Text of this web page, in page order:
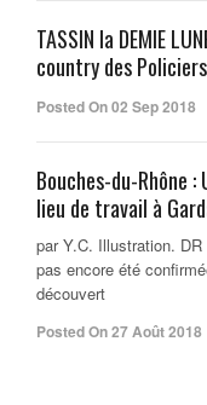
TASSIN la DEMIE
country des
Posted On 02 Sep 2018
Bouches-du-Rhône
lieu de travail à
par Y.C. Illustration.
pas encore été
découvert
Posted On 27 Août 2018